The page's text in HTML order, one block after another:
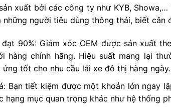
xuất bởi các công ty như KYB,
những người tiêu dùng thông thái, biết cân
đạt 90%: Giảm xóc OEM được sản xuất
hàng chính hãng. Hiệu suất mang lại
ứng tốt cho nhu cầu lái xe đô thị hàng ngày.
Bạn tiết kiệm được một khoản lớn ngay
hạng mục quan trọng khác như hệ thống